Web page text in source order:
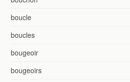
boucle
boucles
bougeoir
bougeoirs